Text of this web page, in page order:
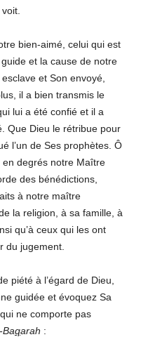
bien-aimé, celui qui est
et la cause de notre
esclave et Son envoyé,
il a bien transmis le
lui a été confié et il a
Que Dieu le rétribue pour
l’un de Ses prophètes. Ô
degrés notre Maître
des bénédictions,
à notre maître
la religion, à sa famille, à
qu’à ceux qui les ont
du jugement.
piété à l’égard de Dieu,
guidée et évoquez Sa
Baqarah :